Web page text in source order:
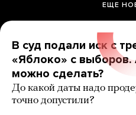
ЕЩЕ
В суд подали иск с
«Яблоко» с выборов.
можно сделать?
До какой даты надо
точно допустили?